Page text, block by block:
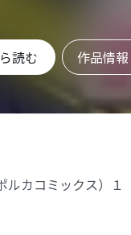
読む 作品情報
ルカコミックス）１